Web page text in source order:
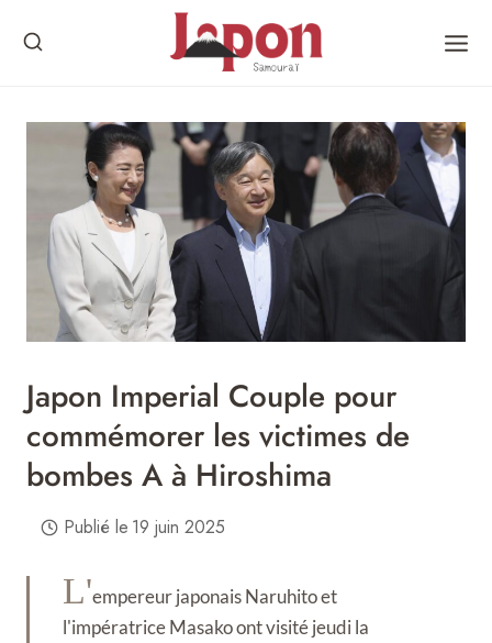
Japon Imperial Couple pour
commémorer les victimes de
bombes A à Hiroshima
Publié le 19 juin 2025
L'empereur japonais Naruhito et
l'impératrice Masako ont visité jeudi la